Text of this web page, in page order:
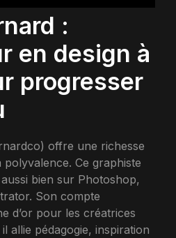
:
en design à
progresser
offre une richesse
Ce graphiste
bien sur Photoshop,
Son compte
d’or pour les créatrices
allie pédagogie, inspiration